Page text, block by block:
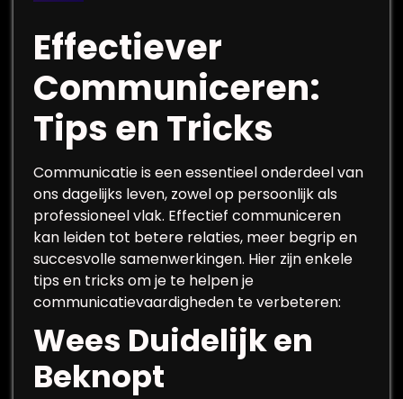
Effectiever
Communiceren:
Tips en Tricks
Communicatie is een essentieel onderdeel van
ons dagelijks leven, zowel op persoonlijk als
professioneel vlak. Effectief communiceren
kan leiden tot betere relaties, meer begrip en
succesvolle samenwerkingen. Hier zijn enkele
tips en tricks om je te helpen je
communicatievaardigheden te verbeteren:
Wees Duidelijk en
Beknopt